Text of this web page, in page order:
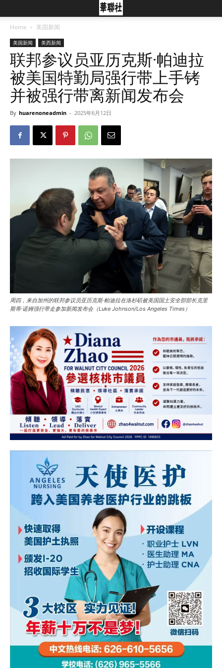
Home 美国新闻
美国新闻 美西新闻
联邦参议员亚历克斯·帕迪拉
被美国特勤局强行带上手铐
并被强行带离新闻发布会
By huarenoneadmin - 2025年6月12日
周四，来自加州的联邦参议员亚历克斯·帕迪拉在洛杉矶被美国国土安全部部长克里
斯蒂·诺姆强行带走参加新闻发布会（Luke Johnson/Los Angeles Times）